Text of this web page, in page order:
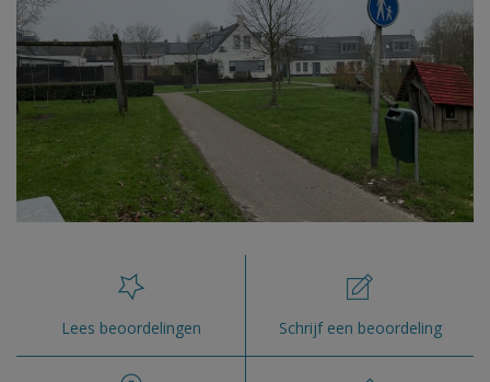
Lees beoordelingen Schrijf een beoordeling